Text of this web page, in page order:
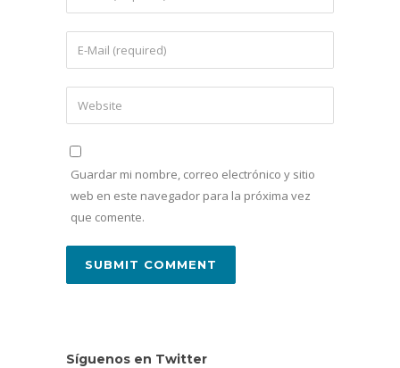
Guardar mi nombre, correo electrónico y sitio
web en este navegador para la próxima vez
que comente.
Síguenos en Twitter